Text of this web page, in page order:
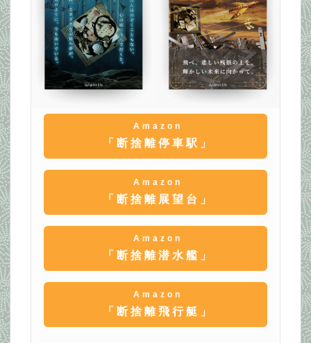
Amazon
「断捨離停車駅」
Amazon
「断捨離展望台」
Amazon
「断捨離潜水艦」
Amazon
「断捨離飛行艇」